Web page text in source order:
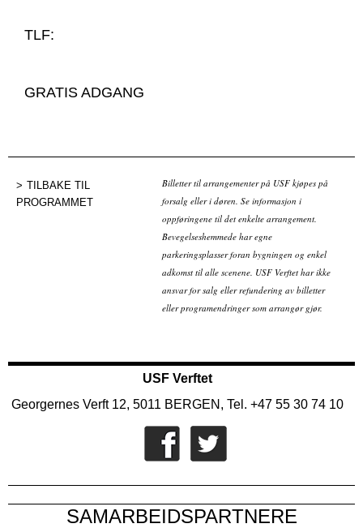
TLF:
GRATIS ADGANG
TILBAKE TIL
PROGRAMMET
Billetter til arrangementer på USF kjøpes på
forsalg eller i døren. Se informasjon i
oppføringene til det enkelte arrangement.
Bevegelseshemmede har egne
parkeringsplasser foran bygningen og enkel
adkomst til alle scenene. USF Verftet har ikke
ansvar for salg eller refundering av billetter
eller programendringer som arrangør gjør.
USF Verftet
Georgernes Verft 12, 5011 BERGEN, Tel. +47 55 30 74 10
SAMARBEIDSPARTNERE